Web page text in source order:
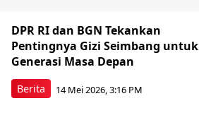
Berita
DPR RI dan BGN Tekankan
Pentingnya Gizi Seimbang untuk
Generasi Masa Depan
14 Mei 2026, 3:16 PM